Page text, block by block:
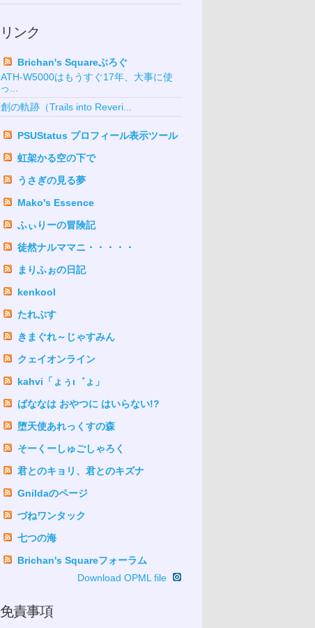
リンク
Brichan's Squareぶろぐ
ATH-W5000はもうすぐ17年、大事に使
っ...
創の軌跡（Trails into Reveri...
PSUStatus プロフィール表示ツール
虹架かる空の下で
うさぎの見る夢
Mako's Essence
ふぃりーの冒険記
徒然ナルママニ・・・・・
まりふぉの日記
kenkool
たれぷす
きまぐれ～じゃすみん
クェイオンライン
kahvi「ょぅι゛ょ」
ばななは おやつに はいらない!?
堕天使あれっくすの森
そーくーしゅごしゃろく
君とのキョリ、君とのキズナ
Gnildaのページ
づねワンタック
七つの海
Brichan's Squareフォーラム
Download OPML file
免責事項